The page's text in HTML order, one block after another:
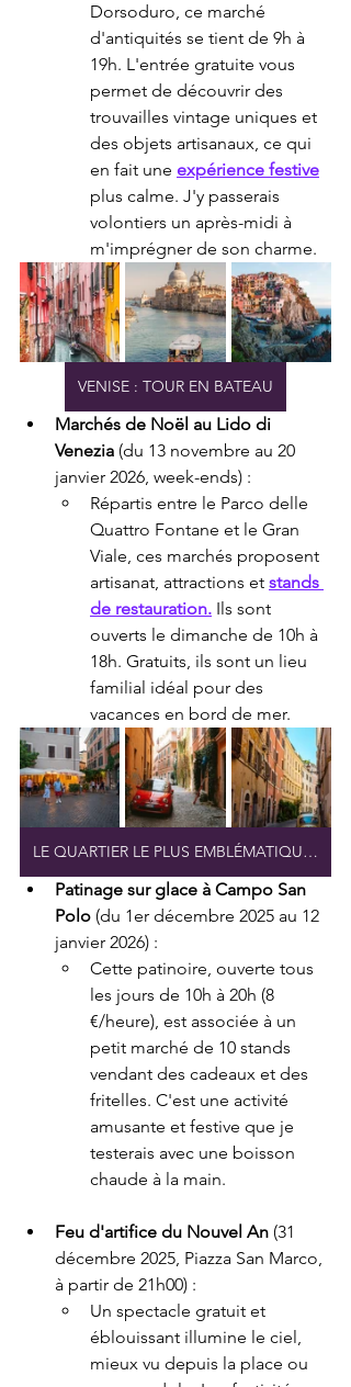
Dorsoduro, ce marché
d'antiquités se tient de 9h à
19h. L'entrée gratuite vous
permet de découvrir des
trouvailles vintage uniques et
des objets artisanaux, ce qui
en fait une expérience festive
plus calme. J'y passerais
volontiers un après-midi à
m'imprégner de son charme.
VENISE : TOUR EN BATEAU
Marchés de Noël au Lido di
Venezia (du 13 novembre au 20
janvier 2026, week-ends) :
Répartis entre le Parco delle
Quattro Fontane et le Gran
Viale, ces marchés proposent
artisanat, attractions et stands
de restauration. Ils sont
ouverts le dimanche de 10h à
18h. Gratuits, ils sont un lieu
familial idéal pour des
vacances en bord de mer.
LE QUARTIER LE PLUS EMBLÉMATIQUE DE ROME
Patinage sur glace à Campo San
Polo (du 1er décembre 2025 au 12
janvier 2026) :
Cette patinoire, ouverte tous
les jours de 10h à 20h (8
€/heure), est associée à un
petit marché de 10 stands
vendant des cadeaux et des
fritelles. C'est une activité
amusante et festive que je
testerais avec une boisson
chaude à la main.
Feu d'artifice du Nouvel An (31
décembre 2025, Piazza San Marco,
à partir de 21h00) :
Un spectacle gratuit et
éblouissant illumine le ciel,
mieux vu depuis la place ou